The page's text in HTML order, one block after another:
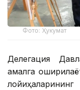
Фото: Ҳукумат
Делегация
амалга